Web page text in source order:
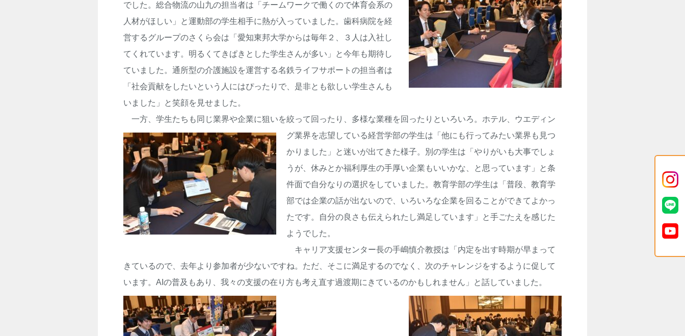
でした。総合物流の山九の担当者は「チームワークで働くので体育会系の
人材がほしい」と運動部の学生相手に熱が入っていました。歯科病院を経
営するグループのさくら会は「愛知東邦大学からは毎年２、３人は入社し
てくれています。明るくてきぱきとした学生さんが多い」と今年も期待し
ていました。通所型の介護施設を運営する名鉄ライフサポートの担当者は
「社会貢献をしたいという人にはぴったりで、是非とも欲しい学生さんも
いました」と笑顔を見せました。
一方、学生たちも同じ業界や企業に狙いを絞って回ったり、多様な業種を回ったりといろいろ。ホテル、ウエディン
グ業界を志望している経営学部の学生は「他にも行ってみたい業界も見つ
かりました」と迷いが出てきた様子。別の学生は「やりがいも大事でしょ
うが、休みとか福利厚生の手厚い企業もいいかな、と思っています」と条
件面で自分なりの選択をしていました。教育学部の学生は「普段、教育学
部では企業の話が出ないので、いろいろな企業を回ることができてよかっ
たです。自分の良さも伝えられたし満足しています」と手ごたえを感じた
ようでした。
キャリア支援センター長の手嶋慎介教授は「内定を出す時期が早まって
きているので、去年より参加者が少ないですね。ただ、そこに満足するのでなく、次のチャレンジをするように促して
います。 AI の普及もあり、我々の支援の在り方も考え直す過渡期にきているのかもしれません」と話していました。